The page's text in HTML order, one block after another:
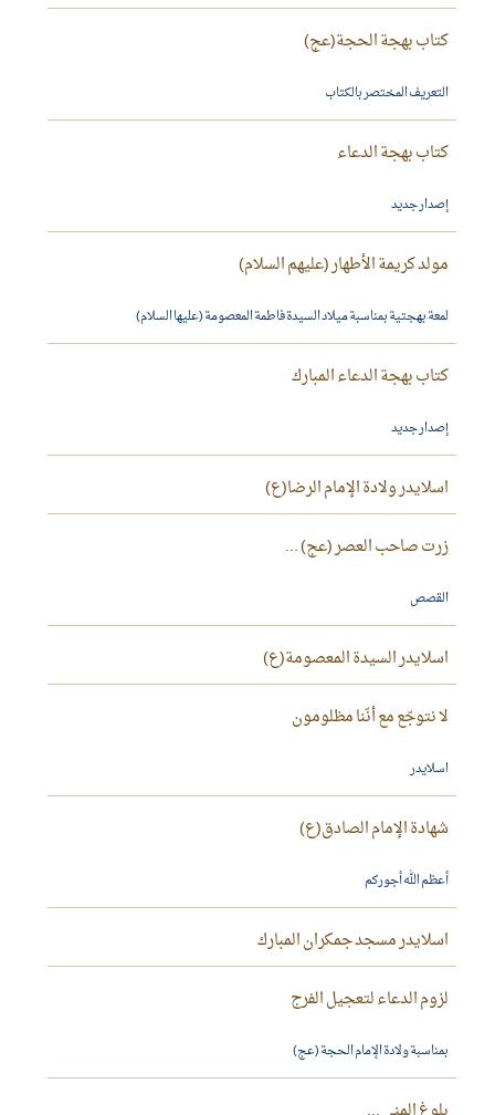
كتاب بهجة الحجة(عج)
التعريف المختصر بالكتاب
كتاب بهجة الدعاء
إصدار جديد
مولد كريمة الأطهار (عليهم السلام)
لمعة بهجتية بمناسبة ميلاد السيدة فاطمة المعصومة (عليها السلام)
كتاب بهجة الدعاء المبارك
إصدار جديد
اسلايدر ولادة الإمام الرضا(ع)
زرت صاحب العصر (عج) ...
القصص
اسلايدر السيدة المعصومة(ع)
لا نتوجّع مع أنّنا مظلومون
اسلايدر
شهادة الإمام الصادق(ع)
أعظم الله أجوركم
اسلايدر مسجد جمكران المبارك
لزوم الدعاء لتعجيل الفرج
بمناسبة ولادة الإمام الحجة (عج)